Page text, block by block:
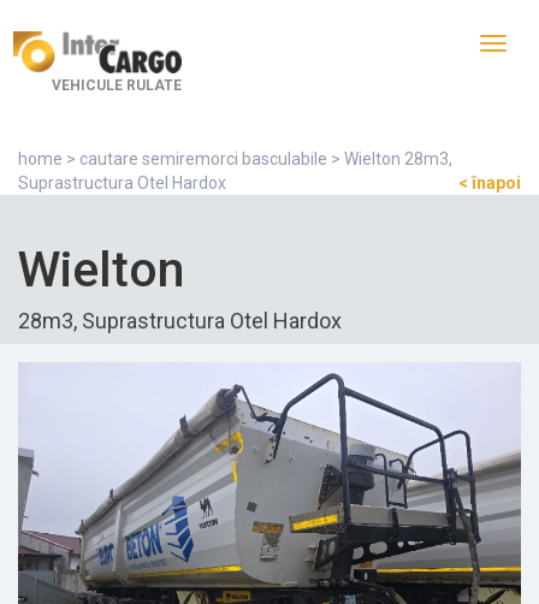
VEHICULE RULATE
home > cautare semiremorci basculabile > Wielton 28m3,
Suprastructura Otel Hardox
< înapoi
Wielton
28m3, Suprastructura Otel Hardox